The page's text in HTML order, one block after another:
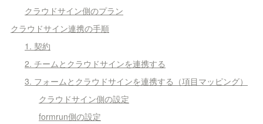
クラウドサイン側のプラン
クラウドサイン連携の手順
1. 契約
2. チームとクラウドサインを連携する
3. フォームとクラウドサインを連携する（項目マッピング）
クラウドサイン側の設定
formrun側の設定